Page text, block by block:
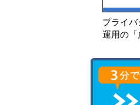
プライバ
運用の「